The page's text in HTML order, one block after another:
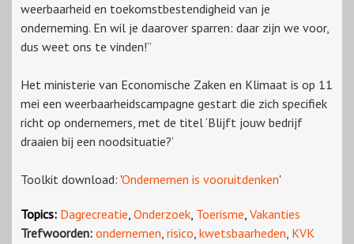
weerbaarheid en toekomstbestendigheid van je
onderneming. En wil je daarover sparren: daar zijn we voor,
dus weet ons te vinden!”
Het ministerie van Economische Zaken en Klimaat is op 11
mei een weerbaarheidscampagne gestart die zich specifiek
richt op ondernemers, met de titel ‘Blijft jouw bedrijf
draaien bij een noodsituatie?’
Toolkit download: 'Ondernemen is vooruitdenken'
Topics: Dagrecreatie, Onderzoek, Toerisme, Vakanties
Trefwoorden: ondernemen, risico, kwetsbaarheden, KVK